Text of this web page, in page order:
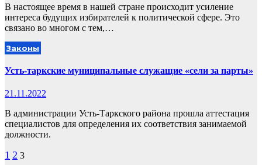
В настоящее время в нашей стране происходит усиление
интереса будущих избирателей к политической сфере. Это
связано во многом с тем,…
Законы
Усть-таркские муниципальные служащие «сели за парты»
21.11.2022
В администрации Усть-Таркского района прошла аттестация
специалистов для определения их соответствия занимаемой
должности.
Пагинация
1 2 3